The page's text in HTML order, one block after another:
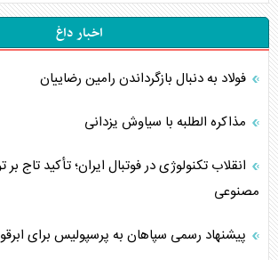
اخبار داغ
فولاد به دنبال بازگرداندن رامین رضاییان
مذاکره الطلبه با سیاوش یزدانی
انقلاب تکنولوژی در فوتبال ایران؛ تأکید تاج
مصنوعی
پیشنهاد رسمی سپاهان به پرسپولیس برای